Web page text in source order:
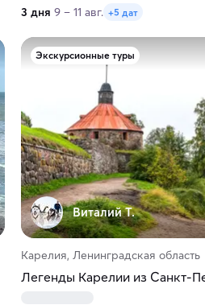
3 дня 9 – 11 авг. +5 дат
Экскурсионные туры
Виталий Т.
Карелия, Ленинградская область
Легенды Карелии из Санкт-